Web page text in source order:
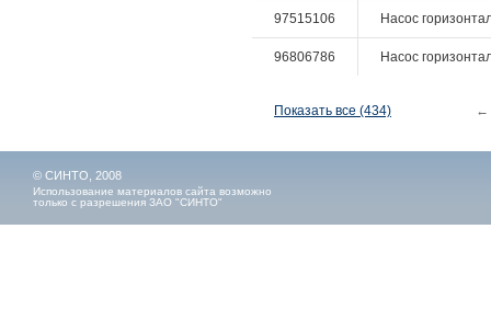
97515106 Насос
96806786 Насос
Показать все (434) ←
© СИНТО, 2008
Использование материалов сайта возможно
только с разрешения ЗАО "СИНТО"